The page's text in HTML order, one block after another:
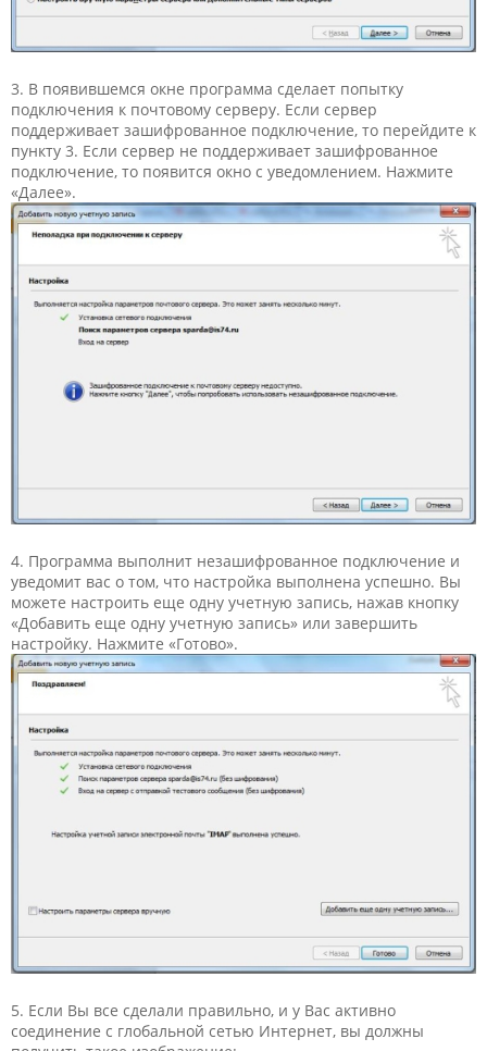
3. В появившемся окне программа сделает попытку
подключения к почтовому серверу. Если сервер
поддерживает зашифрованное подключение, то перейдите к
пункту 3. Если сервер не поддерживает зашифрованное
подключение, то появится окно с уведомлением. Нажмите
«Далее».
4. Программа выполнит незашифрованное подключение и
уведомит вас о том, что настройка выполнена успешно. Вы
можете настроить еще одну учетную запись, нажав кнопку
«Добавить еще одну учетную запись» или завершить
настройку. Нажмите «Готово».
5. Если Вы все сделали правильно, и у Вас активно
соединение с глобальной сетью Интернет, вы должны